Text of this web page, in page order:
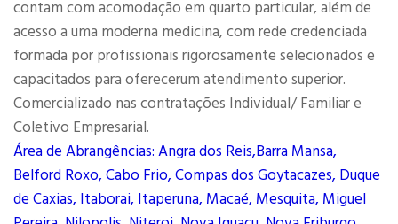
contam com acomodação em quarto particular, além de
acesso a uma moderna medicina, com rede credenciada
formada por profissionais rigorosamente selecionados e
capacitados para oferecerum atendimento superior.
Comercializado nas contratações Individual/ Familiar e
Coletivo Empresarial.
Área de Abrangências: Angra dos Reis,Barra Mansa,
Belford Roxo, Cabo Frio, Compas dos Goytacazes, Duque
de Caxias, Itaborai, Itaperuna, Macaé, Mesquita, Miguel